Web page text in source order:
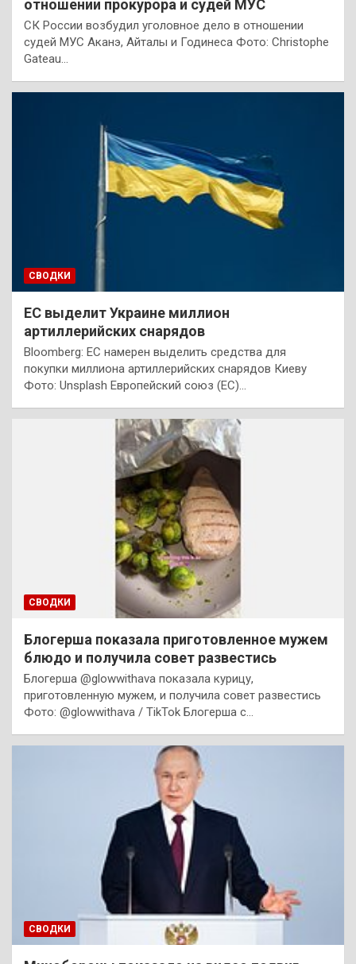
отношении прокурора и судей МУС
СК России возбудил уголовное дело в отношении
судей МУС Аканэ, Айталы и Годинеса Фото: Christophe
Gateau…
СВОДКИ
ЕС выделит Украине миллион
артиллерийских снарядов
Bloomberg: ЕС намерен выделить средства для
покупки миллиона артиллерийских снарядов Киеву
Фото: Unsplash Европейский союз (ЕС)…
СВОДКИ
Блогерша показала приготовленное мужем
блюдо и получила совет развестись
Блогерша @glowwithava показала курицу,
приготовленную мужем, и получила совет развестись
Фото: @glowwithava / TikTok Блогерша с…
СВОДКИ